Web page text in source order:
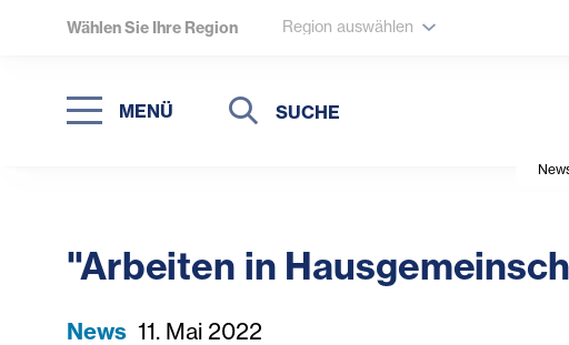
Wählen Sie Ihre Region Region auswählen
MENÜ
Suche
Suche
"Arbeiten in
News 11. Mai 2022